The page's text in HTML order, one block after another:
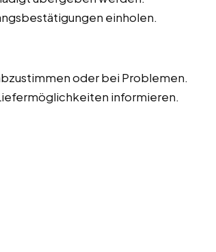
einholen.
oder bei Problemen.
informieren.